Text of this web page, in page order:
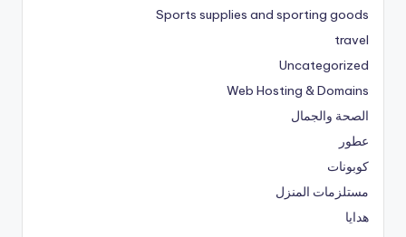
Sports supplies and sporting goods
travel
Uncategorized
Web Hosting & Domains
الصحة والجمال
عطور
كوبونات
مستلزمات المنزل
هدايا